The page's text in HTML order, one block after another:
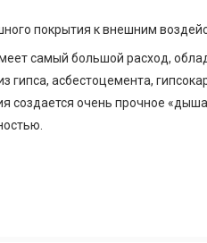
покрытия к внешним
самый большой расход,
гипса, асбестоцемента,
создается очень прочное